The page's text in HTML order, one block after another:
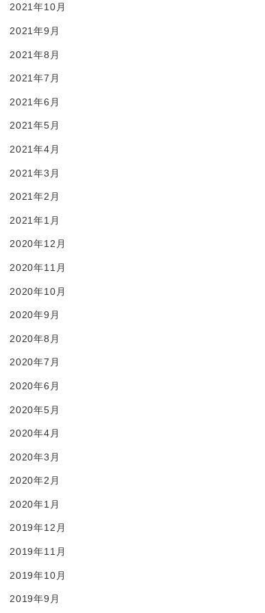
2021年10月
2021年9月
2021年8月
2021年7月
2021年6月
2021年5月
2021年4月
2021年3月
2021年2月
2021年1月
2020年12月
2020年11月
2020年10月
2020年9月
2020年8月
2020年7月
2020年6月
2020年5月
2020年4月
2020年3月
2020年2月
2020年1月
2019年12月
2019年11月
2019年10月
2019年9月